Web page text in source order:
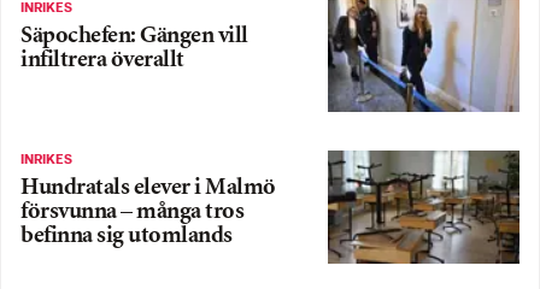
INRIKES
Säpochefen: Gängen vill
infiltrera överallt
INRIKES
Hundratals elever i Malmö
försvunna – många tros
befinna sig utomlands